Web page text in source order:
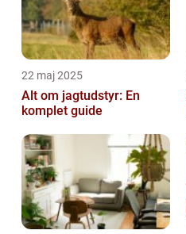
22 maj 2025
Alt om jagtudstyr: En
komplet guide